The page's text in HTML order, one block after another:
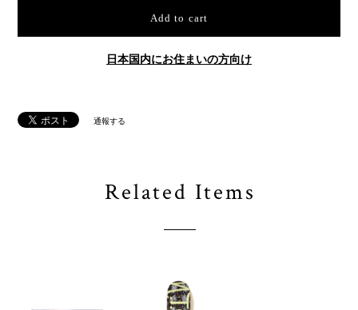
Add to cart
日本国内にお住まいの方向け
通報する
Related Items